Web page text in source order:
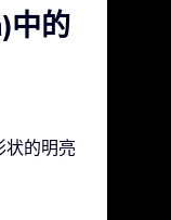
中的
状的明亮